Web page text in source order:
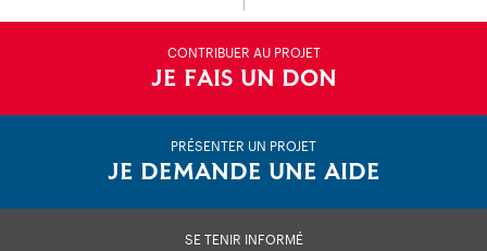
CONTRIBUER AU PROJET
JE FAIS UN DON
PRÉSENTER UN PROJET
JE DEMANDE UNE AIDE
SE TENIR INFORMÉ